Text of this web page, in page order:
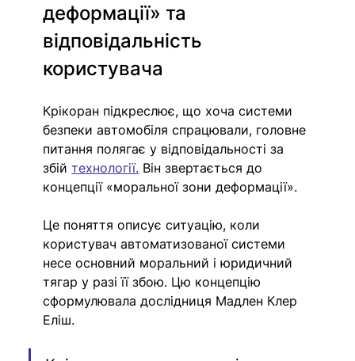
деформації» та
відповідальність
користувача
Крікоран підкреслює, що хоча системи
безпеки автомобіля спрацювали, головне
питання полягає у відповідальності за
збій технології. Він звертається до
концепції «моральної зони деформації».
Це поняття описує ситуацію, коли
користувач автоматизованої системи
несе основний моральний і юридичний
тягар у разі її збою. Цю концепцію
сформулювала дослідниця Мадлен Клер
Еліш.